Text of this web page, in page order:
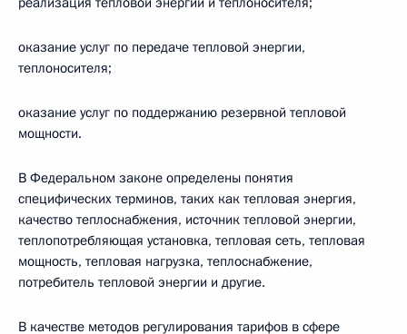
оказание услуг по передаче тепловой энергии,
теплоносителя;
оказание услуг по поддержанию резервной тепловой
мощности.
В Федеральном законе определены понятия
специфических терминов, таких как тепловая энергия,
качество теплоснабжения, источник тепловой энергии,
теплопотребляющая установка, тепловая сеть, тепловая
мощность, тепловая нагрузка, теплоснабжение,
потребитель тепловой энергии и другие.
В качестве методов регулирования тарифов в сфере